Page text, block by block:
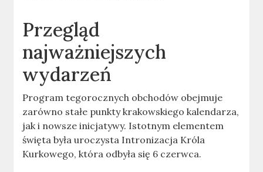
Przegląd
najważniejszych
wydarzeń
Program tegorocznych obchodów obejmuje
zarówno stałe punkty krakowskiego kalendarza,
jak i nowsze inicjatywy. Istotnym elementem
święta była uroczysta Intronizacja Króla
Kurkowego, która odbyła się 6 czerwca.